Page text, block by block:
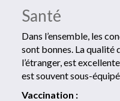
Santé
Dans l’ensemble, les
sont bonnes. La qualité
l’étranger, est
est souvent sous-
Vaccination :